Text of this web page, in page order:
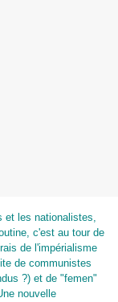
et les nationalistes,
c'est au tour de
de l'impérialisme
de communistes
?) et de "femen"
nouvelle